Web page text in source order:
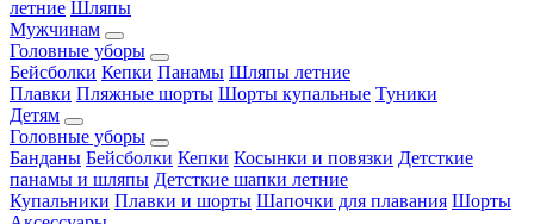
летние Шляпы
Мужчинам
Головные уборы
Бейсболки Кепки Панамы Шляпы летние
Плавки Пляжные шорты Шорты купальные Туники
Детям
Головные уборы
Банданы Бейсболки Кепки Косынки и повязки Детсткие
панамы и шляпы Детсткие шапки летние
Купальники Плавки и шорты Шапочки для плавания Шорты